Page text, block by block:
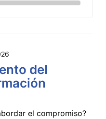
del
el compromiso?